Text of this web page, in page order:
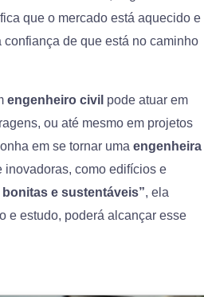
que o mercado está aquecido e
de que está no caminho
engenheiro civil pode atuar em
ou até mesmo em projetos
em se tornar umaengenheira
inovadoras, como edifícios e
e sustentáveis”, ela
e estudo, poderá alcançar esse